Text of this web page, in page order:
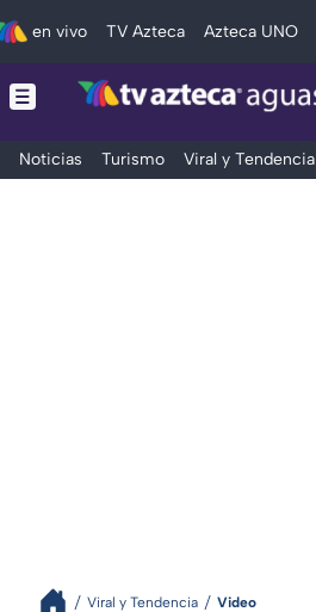
en vivo TV Azteca Azteca UNO
Noticias Turismo Viral y Tendencia
Viral y Tendencia Video